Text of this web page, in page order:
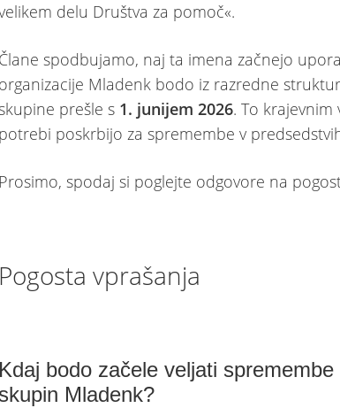
delu Društva za pomoč«.
Člane spodbujamo, naj ta imena začnejo
organizacije Mladenk bodo iz razredne
prešle s 1. junijem 2026. To
potrebi poskrbijo za spremembe v
Prosimo, spodaj si poglejte odgovore na
Pogosta vprašanja
Kdaj bodo začele veljati
skupin Mladenk?